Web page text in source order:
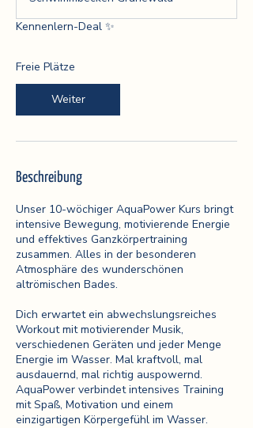
n
S
Kennenlern-Deal ✨
Freie Plätze
Weiter
Beschreibung
Unser 10-wöchiger AquaPower Kurs bringt
intensive Bewegung, motivierende Energie
und effektives Ganzkörpertraining
zusammen. Alles in der besonderen
Atmosphäre des wunderschönen
altrömischen Bades.
Dich erwartet ein abwechslungsreiches
Workout mit motivierender Musik,
verschiedenen Geräten und jeder Menge
Energie im Wasser. Mal kraftvoll, mal
ausdauernd, mal richtig auspowernd.
AquaPower verbindet intensives Training
mit Spaß, Motivation und einem
einzigartigen Körpergefühl im Wasser.